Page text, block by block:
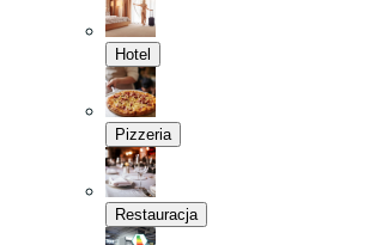
Hotel
Pizzeria
Restauracja